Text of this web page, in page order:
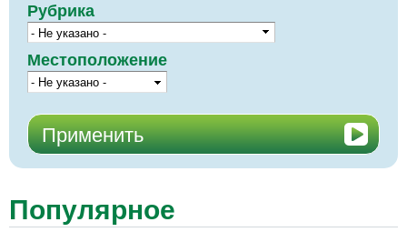
Рубрика
Местоположение
Популярное